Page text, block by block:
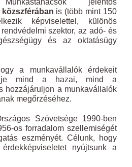
jelentős
közszférában is (több mint 150
képviselettel, különös
szektor, az adó- és
és az oktatásügy
a munkavállalók érdekeit
mind a hazai, mind a
hozzájáruljon a munkavállalók
megőrzéséhez.
Szövetsége 1990-ben
os forradalom szellemiségét
eszményét. Célunk, hogy
nyújtsunk a